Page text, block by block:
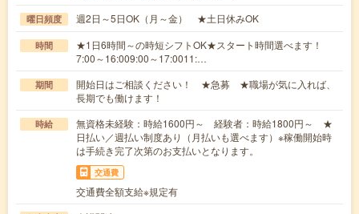
曜日頻度 週2日～5日OK（月～金） ★土日休みOK
時間
★1日6時間～の時短シフトOK★スタート時間選べます！
7:00～16:009:00～17:0011:…
期間
開始日はご相談ください！ ★急募 ★職場が気に入れば、
長期でも働けます！
時給
無資格未経験：時給1600円～ 経験者：時給1800円～ ★
日払い／週払い制度あり（月払いも選べます）※稼働開始時
は手続き完了次第のお支払いとなります。
交通費
交通費全額支給※規定有